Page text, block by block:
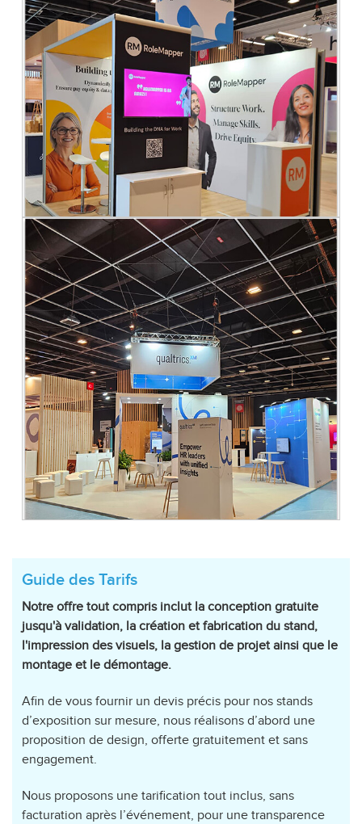
Guide des Tarifs
Notre offre tout compris inclut la conception gratuite
jusqu'à validation, la création et fabrication du stand,
l'impression des visuels, la gestion de projet ainsi que le
montage et le démontage.
Afin de vous fournir un devis précis pour nos stands
d’exposition sur mesure, nous réalisons d’abord une
proposition de design, offerte gratuitement et sans
engagement.
Nous proposons une tarification tout inclus, sans
facturation après l’événement, pour une transparence